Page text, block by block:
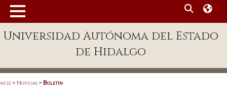
Enlaces
Universidad Autónoma del Estado
de Hidalgo
> Noticias > Boletín